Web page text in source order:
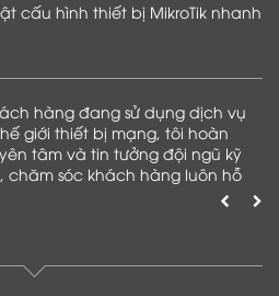
cấu hình thiết bị MikroTik nhanh
hàng đang sử dụng dịch vụ
giới thiết bị mạng, tôi hoàn
tâm và tin tưởng đội ngũ kỹ
chăm sóc khách hàng luôn hỗ